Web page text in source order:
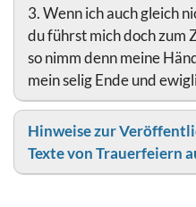
3. Wenn ich auch gleich
du führst mich doch zum
so nimm denn meine
mein selig Ende und
Hinweise zur
Texte von Trauerfeiern